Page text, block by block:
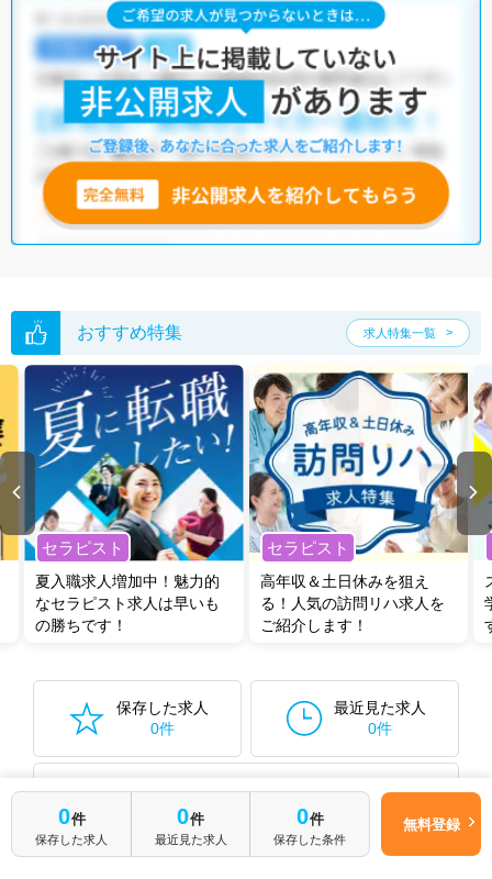
おすすめ特集 求人特集一覧
セラピスト
夏入職求人増加中！魅力的
なセラピスト求人は早いも
の勝ちです！
セラピスト
高年収＆土日休みを狙え
る！人気の訪問リハ求人を
ご紹介します！
保存した求人
0件
最近見た求人
0件
保存した検索条件から再検索する0件
0件
保存した求人
0件
最近見た求人
0件
保存した条件
無料登録